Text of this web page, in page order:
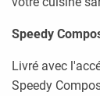
Speedy
Livré avec
Speedy